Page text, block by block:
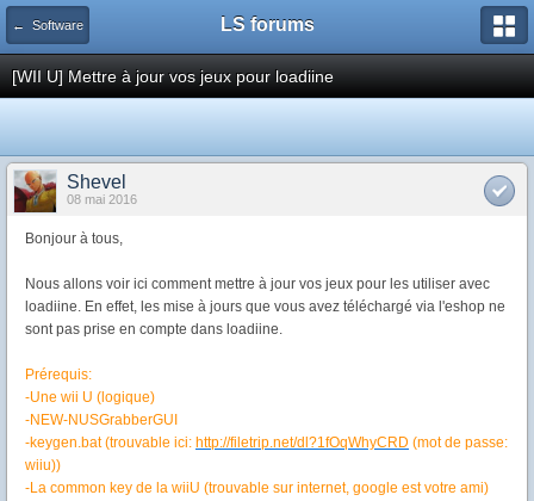
← Software LS forums
[WII U] Mettre à jour vos jeux pour loadiine
Shevel
08 mai 2016
Bonjour à tous,
Nous allons voir ici comment mettre à jour vos jeux pour les utiliser avec
loadiine. En effet, les mise à jours que vous avez téléchargé via l'eshop ne
sont pas prise en compte dans loadiine.
Prérequis:
-Une wii U (logique)
-NEW-NUSGrabberGUI
-keygen.bat (trouvable ici: http://filetrip.net/dl?1fOqWhyCRD (mot de passe:
wiiu))
-La common key de la wiiU (trouvable sur internet, google est votre ami)